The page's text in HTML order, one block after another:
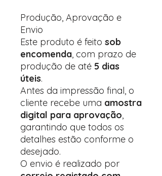
Produção, Aprovação e
Envio
Este produto é feito sob
encomenda, com prazo de
produção de até 5 dias
úteis.
Antes da impressão final, o
cliente recebe uma amostra
digital para aprovação,
garantindo que todos os
detalhes estão conforme o
desejado.
O envio é realizado por